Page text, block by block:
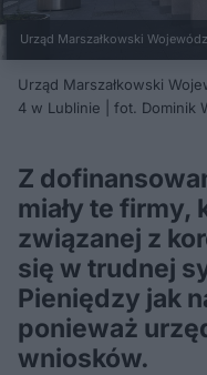
Urząd Marszałkowski
Urząd Marszałkowski
4 w Lublinie | fot. Dominik
Z
miały te firmy,
związanej z
się w trudnej
Pieniędzy jak
ponieważ
wniosków.